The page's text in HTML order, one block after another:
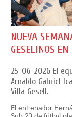
NUEVA
GESELINOS
25-06-2026 El
Arnaldo Gabriel
Villa Gesell.
El entrenador
Sub 20 de fútbol